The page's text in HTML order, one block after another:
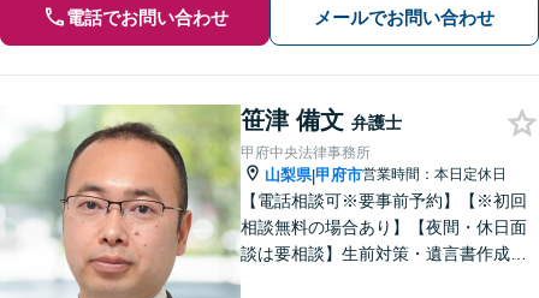
電話でお問い合わせ メールでお問い合わせ
笹津 備文 弁護士
甲府中央法律事務所
山梨県|甲府市営業時間：本日定休日
【電話相談可※要事前予約】【※初回
相談無料の場合あり】【夜間・休日面
談は要相談】生前対策・遺言書作成は